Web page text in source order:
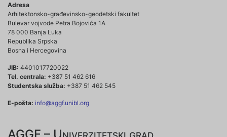
Adresa
Arhitektonsko-građevinsko-geodetski fakultet
Bulevar vojvode Petra Bojovića 1A
78 000 Banja Luka
Republika Srpska
Bosna i Hercegovina
JIB: 4401017720022
Tel. centrala: +387 51 462 616
Studentska služba: +387 51 462 545
E-pošta: info@aggf.unibl.org